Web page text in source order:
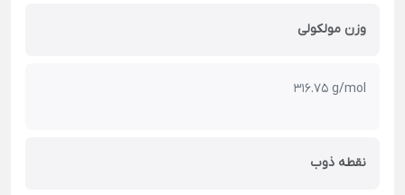
وزن مولکولی
316.75 g/mol
نقطه ذوب